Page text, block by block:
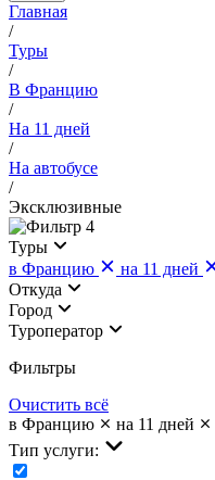
Главная
/
Туры
/
В Францию
/
На 11 дней
/
На автобусе
/
Эксклюзивные
4
Туры
в Францию
на 11 дней
Откуда
Город
Туроператор
Фильтры
Очистить всё
в Францию
на 11 дней
Тип услуги: